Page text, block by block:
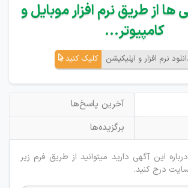
ها از طریق نرم افزار موبایل و
کامپیوتر...
نرم افزار و اپلیکیشن کلیک کنید
آخرین پاسخ‌ها
برگزیده‌ها
این آگهی دارید میتوانید از طریق فرم زیر
درج کنید.